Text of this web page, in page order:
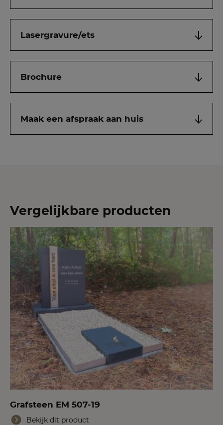
Lasergravure/ets
Brochure
Maak een afspraak aan huis
Vergelijkbare producten
Grafsteen EM 507-19
Bekijk dit product